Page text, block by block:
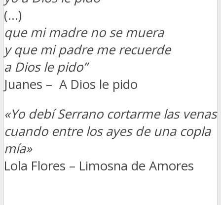
(…)
que mi madre no se muera
y que mi padre me recuerde
a Dios le pido”
Juanes – A Dios le pido
«Yo debí Serrano cortarme las venas
cuando entre los ayes de una copla
mía»
Lola Flores – Limosna de Amores